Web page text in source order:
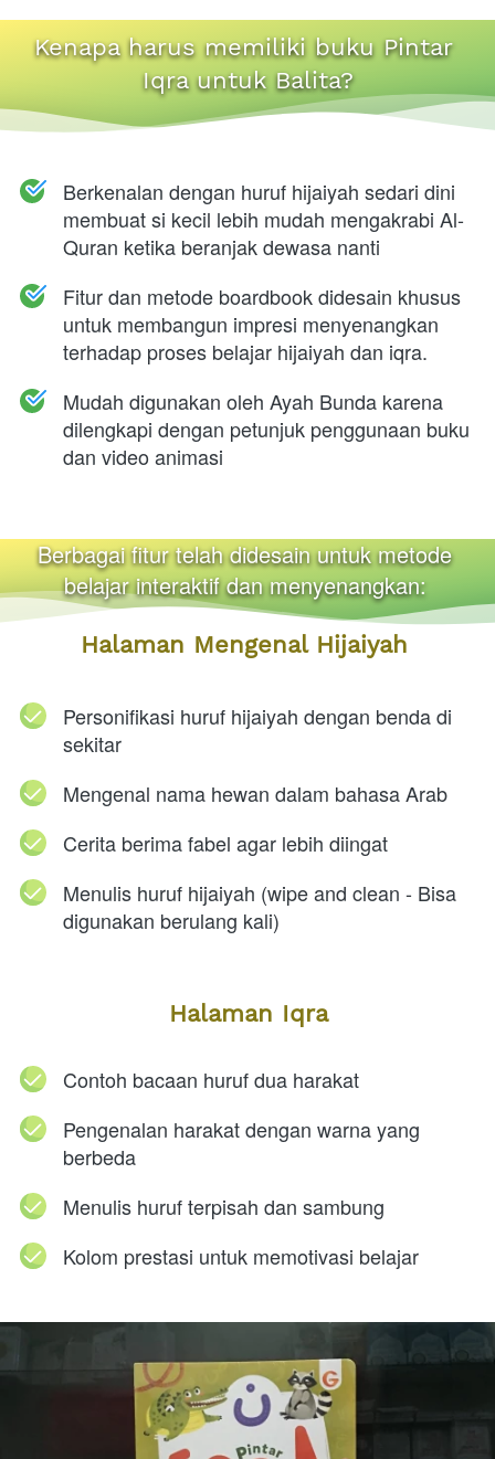
Kenapa harus memiliki buku Pintar
Iqra untuk Balita?
Berkenalan dengan huruf hijaiyah sedari dini
membuat si kecil lebih mudah mengakrabi Al-
Quran ketika beranjak dewasa nanti
Fitur dan metode boardbook didesain khusus
untuk membangun impresi menyenangkan
terhadap proses belajar hijaiyah dan iqra.
Mudah digunakan oleh Ayah Bunda karena
dilengkapi dengan petunjuk penggunaan buku
dan video animasi
Berbagai fitur telah didesain untuk metode
belajar interaktif dan menyenangkan:
Halaman Mengenal Hijaiyah
Personifikasi huruf hijaiyah dengan benda di
sekitar
Mengenal nama hewan dalam bahasa Arab
Cerita berima fabel agar lebih diingat
Menulis huruf hijaiyah (wipe and clean - Bisa
digunakan berulang kali)
Halaman Iqra
Contoh bacaan huruf dua harakat
Pengenalan harakat dengan warna yang
berbeda
Menulis huruf terpisah dan sambung
Kolom prestasi untuk memotivasi belajar